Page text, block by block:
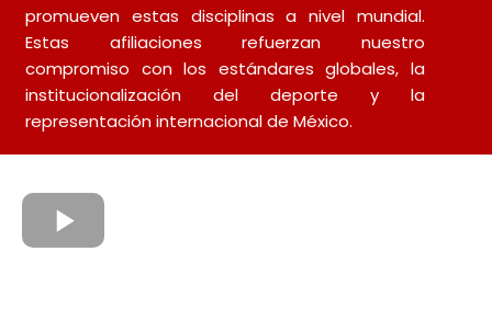
promueven estas disciplinas a nivel mundial.
Estas afiliaciones refuerzan nuestro
compromiso con los estándares globales, la
institucionalización del deporte y la
representación internacional de México.